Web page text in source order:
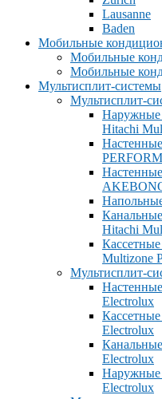
Lausanne
Baden
Мобильные
Мобильные
Мобильные
Мультисплит-системы
Мультисплит-
Наружные
Hitachi
Hitachi
Multizone
Мультисплит-
Electrolux
Electrolux
Electrolux
Наружные
Electrolux